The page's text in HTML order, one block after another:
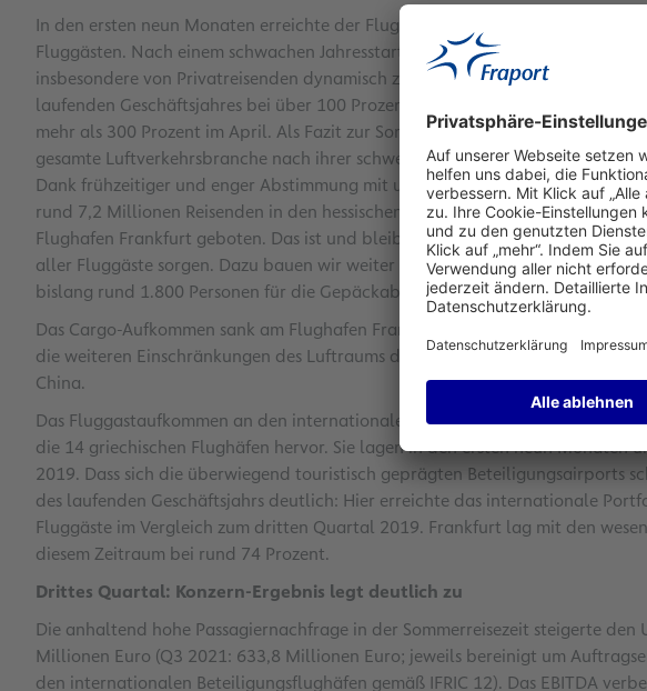
In den ersten neun Monaten erreichte der Flughafen Frankfurt ein
Fluggästen. Nach einem schwachen Jahresstart bedingt durch die Omikron-
insbesondere von Privatreisenden dynamisch zu. In der Spitze lag das
laufenden Geschäftsjahres bei über 100 Prozent im Vergleich zum
mehr als 300 Prozent im April. Als Fazit zur Sommerreisewelle sagte Schulte:
gesamte Luftverkehrsbranche nach ihrer schwersten und längsten Krise vor
Dank frühzeitiger und enger Abstimmung mit unseren Partnern und
rund 7,2 Millionen Reisenden in den hessischen Sommerferien einen
Flughafen Frankfurt geboten. Das ist und bleibt uns sehr wichtig. Denn auch
aller Fluggäste sorgen. Dazu bauen wir weiter mit Hochdruck operative
bislang rund 1.800 Personen für die Gepäckabfertigung rekrutiert.“
Das Cargo-Aufkommen sank am Flughafen Frankfurt um 12,9 Prozent. Grund
die weiteren Einschränkungen des Luftraums durch den Ukraine-Krieg und
China.
Das Fluggastaufkommen an den internationalen Beteiligungsflughäfen stieg
die 14 griechischen Flughäfen hervor. Sie lagen in den ersten neun Monaten
2019. Dass sich die überwiegend touristisch geprägten Beteiligungsairports
des laufenden Geschäftsjahrs deutlich: Hier erreichte das internationale
Fluggäste im Vergleich zum dritten Quartal 2019. Frankfurt lag mit den
diesem Zeitraum bei rund 74 Prozent.
Drittes Quartal: Konzern-Ergebnis legt deutlich zu
Die anhaltend hohe Passagiernachfrage in der Sommerreisezeit steigerte den
Millionen Euro (Q3 2021: 633,8 Millionen Euro; jeweils bereinigt um
den internationalen Beteiligungsflughäfen gemäß IFRIC 12). Das EBITDA